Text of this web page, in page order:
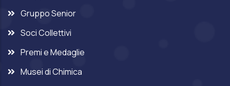
Gruppo Senior
Soci Collettivi
Premi e Medaglie
Musei di Chimica